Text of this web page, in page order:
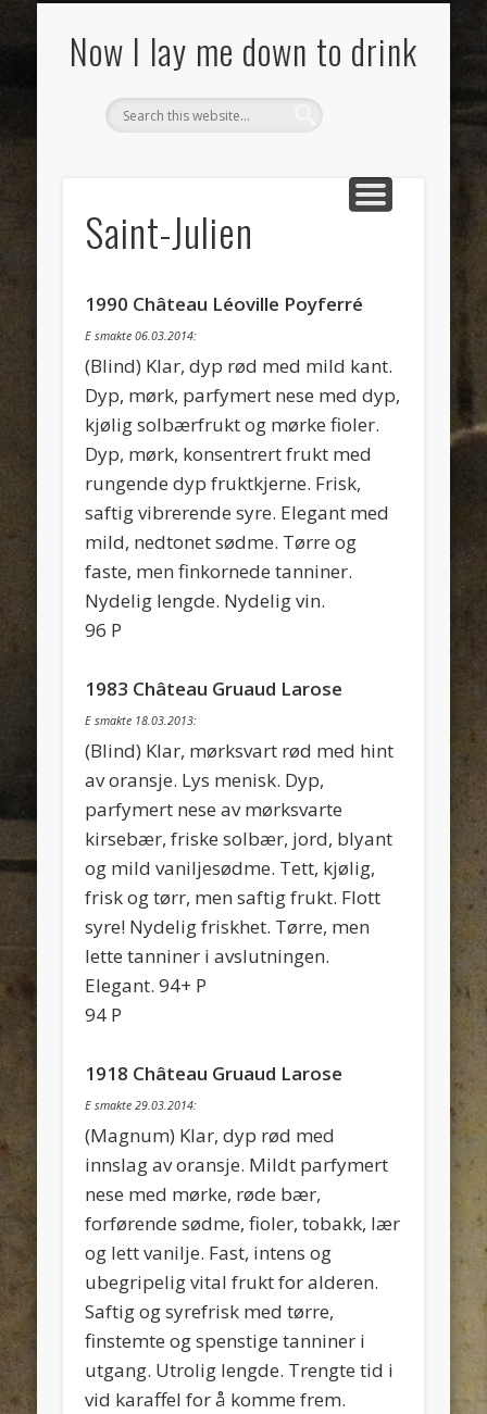
Now I lay me down to drink
Saint-Julien
1990 Château Léoville Poyferré
E smakte 06.03.2014:
(Blind) Klar, dyp rød med mild kant.
Dyp, mørk, parfymert nese med dyp,
kjølig solbærfrukt og mørke fioler.
Dyp, mørk, konsentrert frukt med
rungende dyp fruktkjerne. Frisk,
saftig vibrerende syre. Elegant med
mild, nedtonet sødme. Tørre og
faste, men finkornede tanniner.
Nydelig lengde. Nydelig vin.
96 P
1983 Château Gruaud Larose
E smakte 18.03.2013:
(Blind) Klar, mørksvart rød med hint
av oransje. Lys menisk. Dyp,
parfymert nese av mørksvarte
kirsebær, friske solbær, jord, blyant
og mild vaniljesødme. Tett, kjølig,
frisk og tørr, men saftig frukt. Flott
syre! Nydelig friskhet. Tørre, men
lette tanniner i avslutningen.
Elegant. 94+ P
94 P
1918 Château Gruaud Larose
E smakte 29.03.2014:
(Magnum) Klar, dyp rød med
innslag av oransje. Mildt parfymert
nese med mørke, røde bær,
forførende sødme, fioler, tobakk, lær
og lett vanilje. Fast, intens og
ubegripelig vital frukt for alderen.
Saftig og syrefrisk med tørre,
finstemte og spenstige tanniner i
utgang. Utrolig lengde. Trengte tid i
vid karaffel for å komme frem.